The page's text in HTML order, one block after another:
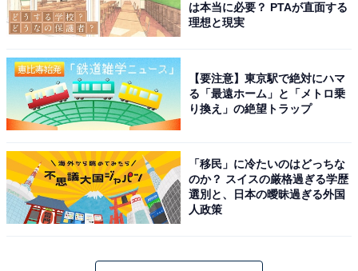
は本当に必要？ PTAが直面する
理想と現実
【要注意】東京駅で絶対にハマ
る「最遠ホーム」と「メトロ乗
り換え」の絶望トラップ
「移民」に冷たいのはどっちな
のか？ スイスの厳格過ぎる学歴
選別と、日本の曖昧過ぎる外国
人政策